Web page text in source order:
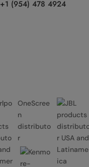
+1 (954) 478 4924
OneScree
n
distributo
r